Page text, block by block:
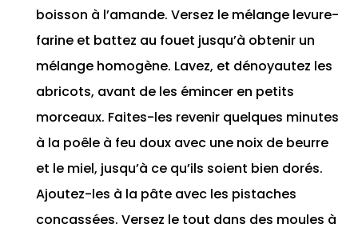
boisson à l’amande. Versez le mélange levure-
farine et battez au fouet jusqu’à obtenir un
mélange homogène. Lavez, et dénoyautez les
abricots, avant de les émincer en petits
morceaux. Faites-les revenir quelques minutes
à la poêle à feu doux avec une noix de beurre
et le miel, jusqu’à ce qu’ils soient bien dorés.
Ajoutez-les à la pâte avec les pistaches
concassées. Versez le tout dans des moules à